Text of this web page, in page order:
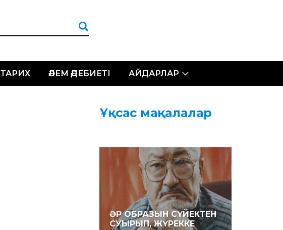
ТАРИХ ӘЛЕМ ӘДЕБИЕТІ АЙДАРЛАР
Ұқсас мақалалар
ӘР ОБРАЗЫН СҮЙЕКТЕН
СУЫРЫП, ЖҮРЕККЕ